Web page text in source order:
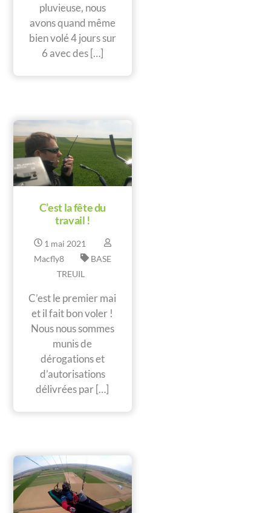
pluvieuse, nous
avons quand même
bien volé 4 jours sur
6 avec des […]
C’est la fête du
travail !
1 mai 2021
Macfly8
BASE
TREUIL
C’est le premier mai
et il fait bon voler !
Nous nous sommes
munis de
dérogations et
d’autorisations
délivrées par […]